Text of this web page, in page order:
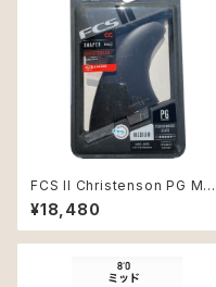
FCS II Christenson PG Med
ium Black Tri Retail Fins
¥18,480